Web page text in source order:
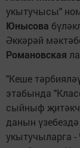
укытучысы"
Юнысова
Әккәрәй
Романовская
"Кеше
этабында
сыйныф
данын
укытучыларга